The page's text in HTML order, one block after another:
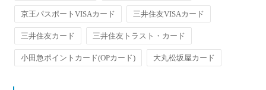
京王パスポートVISAカード 三井住友VISAカード
三井住友カード 三井住友トラスト・カード
小田急ポイントカード(OPカード) 大丸松坂屋カード